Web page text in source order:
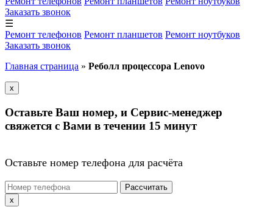
Заказать звонок
☰
Ремонт телефонов Ремонт планшетов Ремонт ноутбуков
Заказать звонок
Главная страница » Реболл процессора Lenovo
x
Оставьте Ваш номер, и Сервис-менеджер
свяжется с Вами в течении 15 минут
Оставьте номер телефона для расчёта
Рассчитать
x